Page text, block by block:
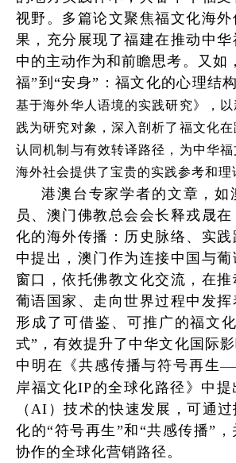
视野。多篇论文聚焦福文化海
果，充分展现了福建在推动中
中的主动作为和前瞻思考。又如
福”到“安身”：福文化的心理结
基于海外华人语境的实践研究》，
践为研究对象，深入剖析了福文化
认同机制与有效转译路径，为中华
海外社会提供了宝贵的实践参考和理
港澳台专家学者的文章，如
员、澳门佛教总会会长释戎晟
化的海外传播：历史脉络、实践
中提出，澳门作为连接中国与
窗口，依托佛教文化交流，在
葡语国家、走向世界过程中发挥
形成了可借鉴、可推广的福文
式”，有效提升了中华文化国际
中明在《共感传播与符号再生
岸福文化IP的全球化路径》中
（AI）技术的快速发展，可通
化的“符号再生”和“共感传播”
协作的全球化营销路径。